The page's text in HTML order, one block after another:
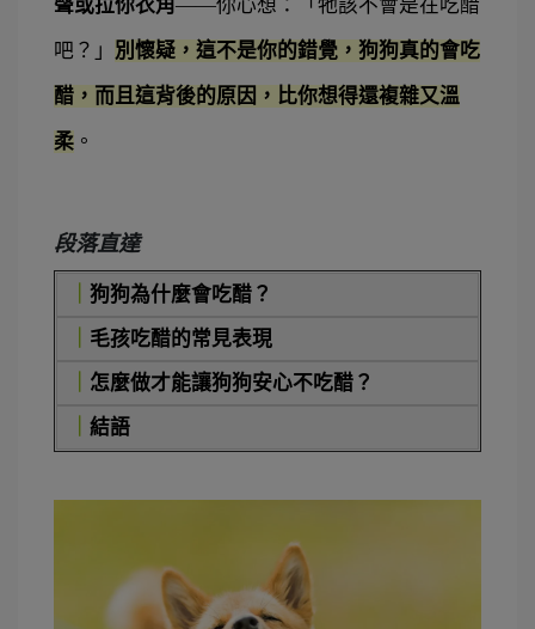
聲或拉你衣角——你心想：「牠該不會是在吃醋
吧？」 別懷疑，這不是你的錯覺，狗狗真的會吃
醋，而且這背後的原因，比你想得還複雜又溫
柔 。
段落直達
狗狗為什麼會吃醋？
毛孩吃醋的常見表現
怎麼做才能讓狗狗安心不吃醋？
結語